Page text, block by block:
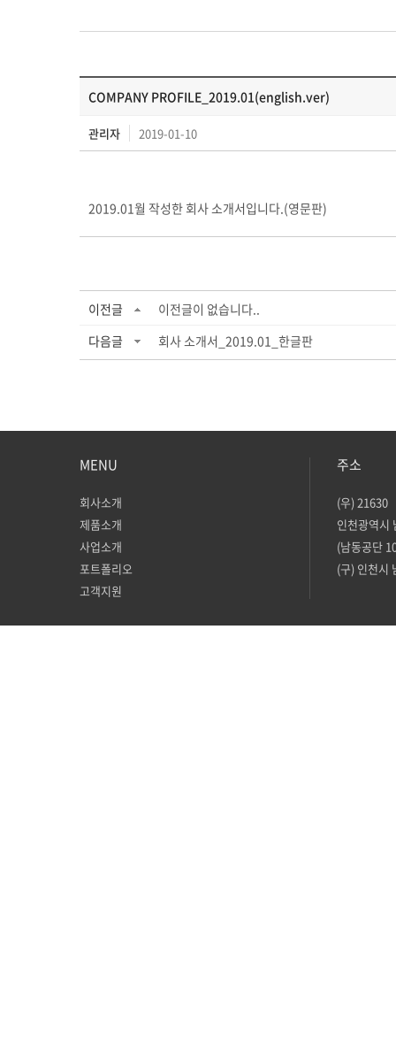
COMPANY PROFILE_2019.01(english.ver)
관리자 2019-01-10
2019.01월 작성한 회사 소개서입니다.(영문판)
이전글
이전글이 없습니다..
다음글
회사 소개서_2019.01_한글판
MENU
회사소개
제품소개
사업소개
포트폴리오
고객지원
주소
(우) 21630
인천광역시
(남동공단
(구) 인천시